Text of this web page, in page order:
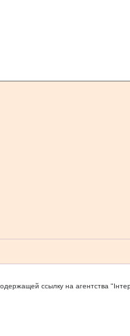
ссылку на агентства